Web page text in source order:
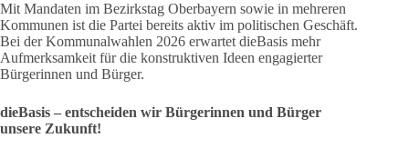
Mit Mandaten im Bezirkstag Oberbayern sowie in mehreren
Kommunen ist die Partei bereits aktiv im politischen Geschäft.
Bei der Kommunalwahlen 2026 erwartet dieBasis mehr
Aufmerksamkeit für die konstruktiven Ideen engagierter
Bürgerinnen und Bürger.
dieBasis – entscheiden wir Bürgerinnen und Bürger
unsere Zukunft!